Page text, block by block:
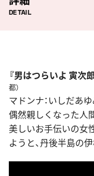
DETAIL
『男はつらいよ 寅次
都）
マドンナ：いしだあ
偶然親しくなった人
美しいお手伝いの女
ようと、丹後半島の